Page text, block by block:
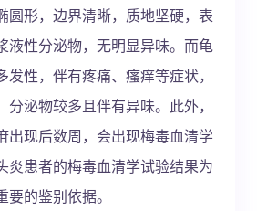
圆形，边界清晰，质地坚硬，表
液性分泌物，无明显异味。而龟
发性，伴有疼痛、瘙痒等症状，
分泌物较多且伴有异味。此外，
出现后数周，会出现梅毒血清学
炎患者的梅毒血清学试验结果为
的鉴别依据。